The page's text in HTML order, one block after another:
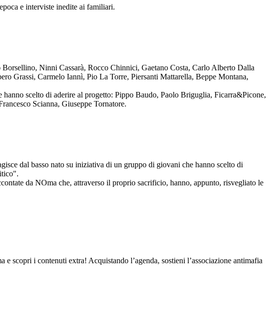
e interviste inedite ai familiari.
Ninni Cassarà, Rocco Chinnici, Gaetano Costa, Carlo Alberto Dalla
Grassi, Carmelo Iannì, Pio La Torre, Piersanti Mattarella, Beppe Montana,
scelto di aderire al progetto: Pippo Baudo, Paolo Briguglia, Ficarra&Picone,
Scianna, Giuseppe Tornatore.
dal basso nato su iniziativa di un gruppo di giovani che hanno scelto di
da NOma che, attraverso il proprio sacrificio, hanno, appunto, risvegliato le
scopri i contenuti extra! Acquistando l’agenda, sostieni l’associazione antimafia